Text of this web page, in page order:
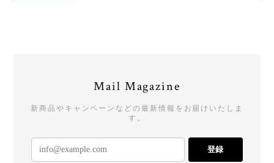
Mail Magazine
新商品やキャンペーンなどの最新情報をお届けいたしま
す。
登録